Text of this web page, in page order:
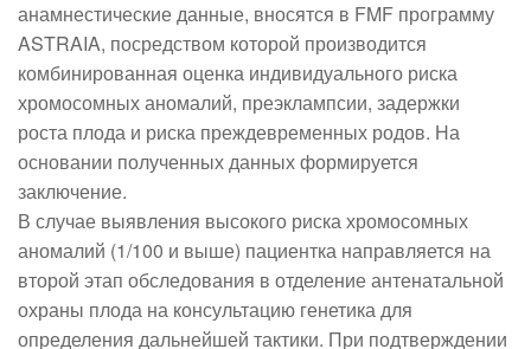
анамнестические данные, вносятся в FMF программу
ASTRAIA, посредством которой производится
комбинированная оценка индивидуального риска
хромосомных аномалий, преэклампсии, задержки
роста плода и риска преждевременных родов. На
основании полученных данных формируется
заключение.
В случае выявления высокого риска хромосомных
аномалий (1/100 и выше) пациентка направляется на
второй этап обследования в отделение антенатальной
охраны плода на консультацию генетика для
определения дальнейшей тактики. При подтверждении